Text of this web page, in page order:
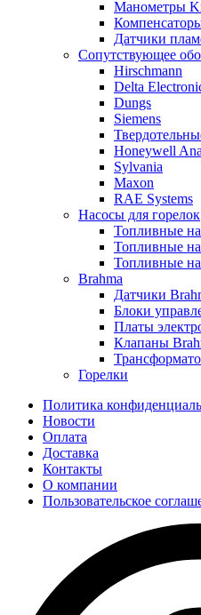
Манометры
Датчики
Сопутствующее
Hirschmann
Delta
Dungs
Siemens
Honeywell
Sylvania
Maxon
RAE Systems
Насосы для горелок
Топливные
Топливные
Топливные
Brahma
Датчики
Блоки
Платы
Клапаны
Горелки
Политика
Новости
Оплата
Доставка
Контакты
О компании
Пользовательское